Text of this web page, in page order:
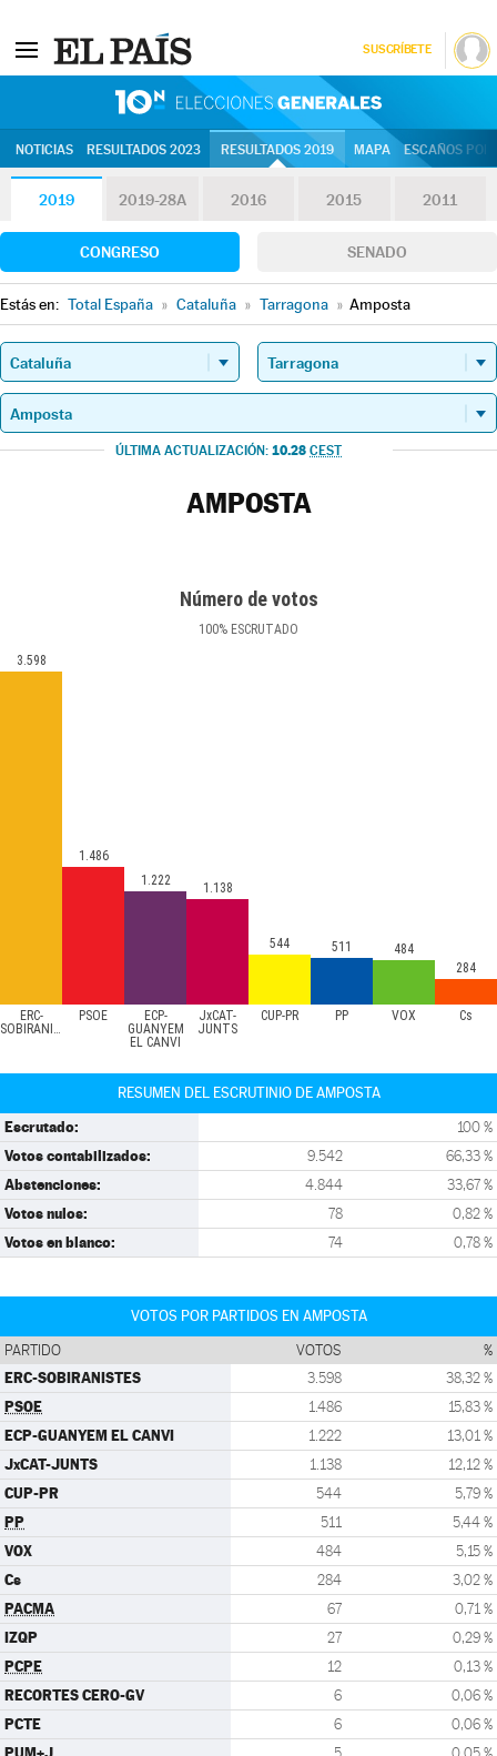
SUSCRÍBETE
NOTICIAS RESULTADOS 2023 RESULTADOS 2019 MAPA ESCAÑOS
2019 2019-28A 2016 2015 2011
CONGRESO SENADO
Estás en: Total España » Cataluña » Tarragona » Amposta
ÚLTIMA ACTUALIZACIÓN: 10.28 CEST
AMPOSTA
Número de votos
100% ESCRUTADO
ERC-
SOBIRANISTES
PSOE
ECP-
GUANYEM
EL CANVI
JxCAT-
JUNTS
CUP-PR PP VOX Cs
3.598
1.486
1.222
1.138
544 511
484
284
RESUMEN DEL ESCRUTINIO DE AMPOSTA
Escrutado: 100 %
Votos contabilizados: 9.542 66,33 %
Abstenciones: 4.844 33,67 %
Votos nulos: 78 0,82 %
Votos en blanco: 74 0,78 %
VOTOS POR PARTIDOS EN AMPOSTA
PARTIDO VOTOS %
ERC-SOBIRANISTES 3.598 38,32 %
PSOE 1.486 15,83 %
ECP-GUANYEM EL CANVI 1.222 13,01 %
JxCAT-JUNTS 1.138 12,12 %
CUP-PR 544 5,79 %
PP 511 5,44 %
VOX 484 5,15 %
Cs 284 3,02 %
PACMA 67 0,71 %
IZQP 27 0,29 %
PCPE 12 0,13 %
RECORTES CERO-GV 6 0,06 %
PCTE 6 0,06 %